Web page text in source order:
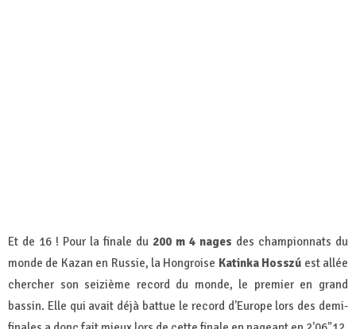
Et de 16 ! Pour la finale du 200 m 4 nages des championnats du
monde de Kazan en Russie, la Hongroise Katinka Hosszú est allée
chercher son seizième record du monde, le premier en grand
bassin. Elle qui avait déjà battue le record d'Europe lors des demi-